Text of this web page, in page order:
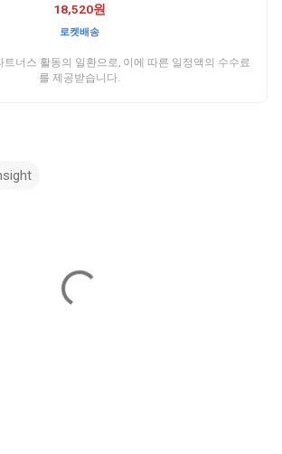
18,520원
로켓배송
트너스 활동의 일환으로, 이에 따른 일정액의 수수료
를 제공받습니다.